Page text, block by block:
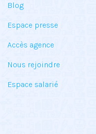
Blog
Espace presse
Accès agence
Nous rejoindre
Espace salarié